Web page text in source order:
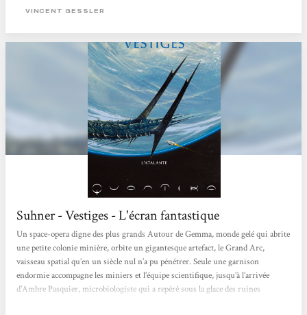
mondes, qu’ils soient d’ailleurs ou intimes. La Suisse traîne une réputation...
VINCENT GESSLER
Suhner - Vestiges - L'écran fantastique
Un space-opera digne des plus grands Autour de Gemma, monde gelé qui abrite
une petite colonie minière, orbite un gigantesque artefact, le Grand Arc,
vaisseau spatial qu’en un siècle nul n’a pu pénétrer. Seule une garnison
endormie accompagne les miniers et l’équipe scientifique, jusqu’à l’arrivée
d’Ambre Pasquier, microbiologiste qui a repéré sous la glace des ruines